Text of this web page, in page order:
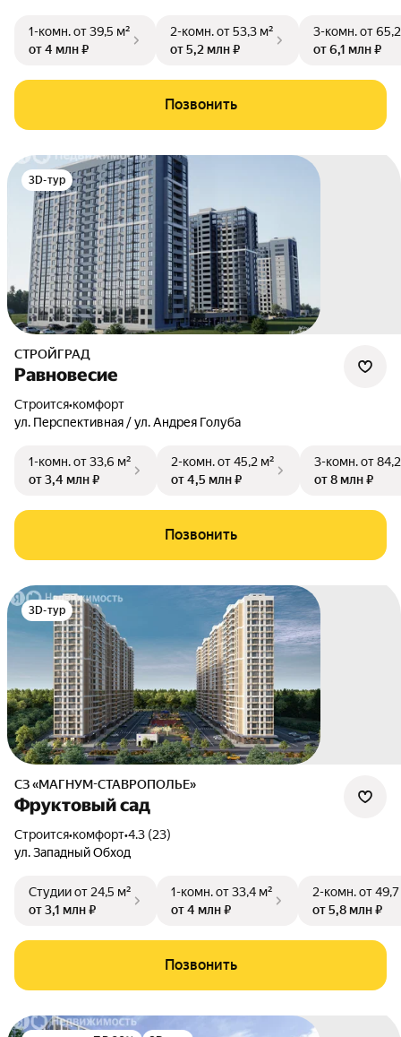
1-комн.от 39,5 м²
от 4 млн ₽
2-комн.от 53,3 м²
от 5,2 млн ₽
3-комн.от
от 6,1 млн ₽
Позвонить
3D-тур
СТРОЙГРАД
Равновесие
Строится•комфорт
ул. Перспективная / ул. Андрея Голуба
1-комн.от 33,6 м²
от 3,4 млн ₽
2-комн.от 45,2 м²
от 4,5 млн ₽
3-комн.от
от 8 млн ₽
Позвонить
3D-тур
СЗ «МАГНУМ-СТАВРОПОЛЬЕ»
Фруктовый сад
Строится•комфорт•4.3 (23)
ул. Западный Обход
Студииот 24,5 м²
от 3,1 млн ₽
1-комн.от 33,4 м²
от 4 млн ₽
2-комн.от
от 5,8 млн ₽
Позвонить